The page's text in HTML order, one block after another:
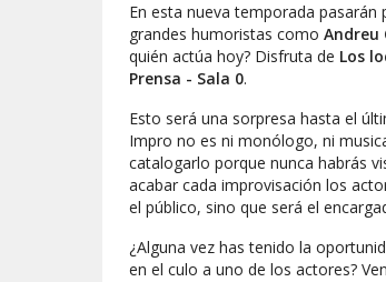
En esta nueva temporada
grandes humoristas como Andreu
quién actúa hoy? Disfruta de Los
Prensa - Sala 0.
Esto será una sorpresa hasta el
Impro no es ni monólogo, ni
catalogarlo porque nunca habrás
acabar cada improvisación los
el público, sino que será el
¿Alguna vez has tenido la
en el culo a uno de los actores?